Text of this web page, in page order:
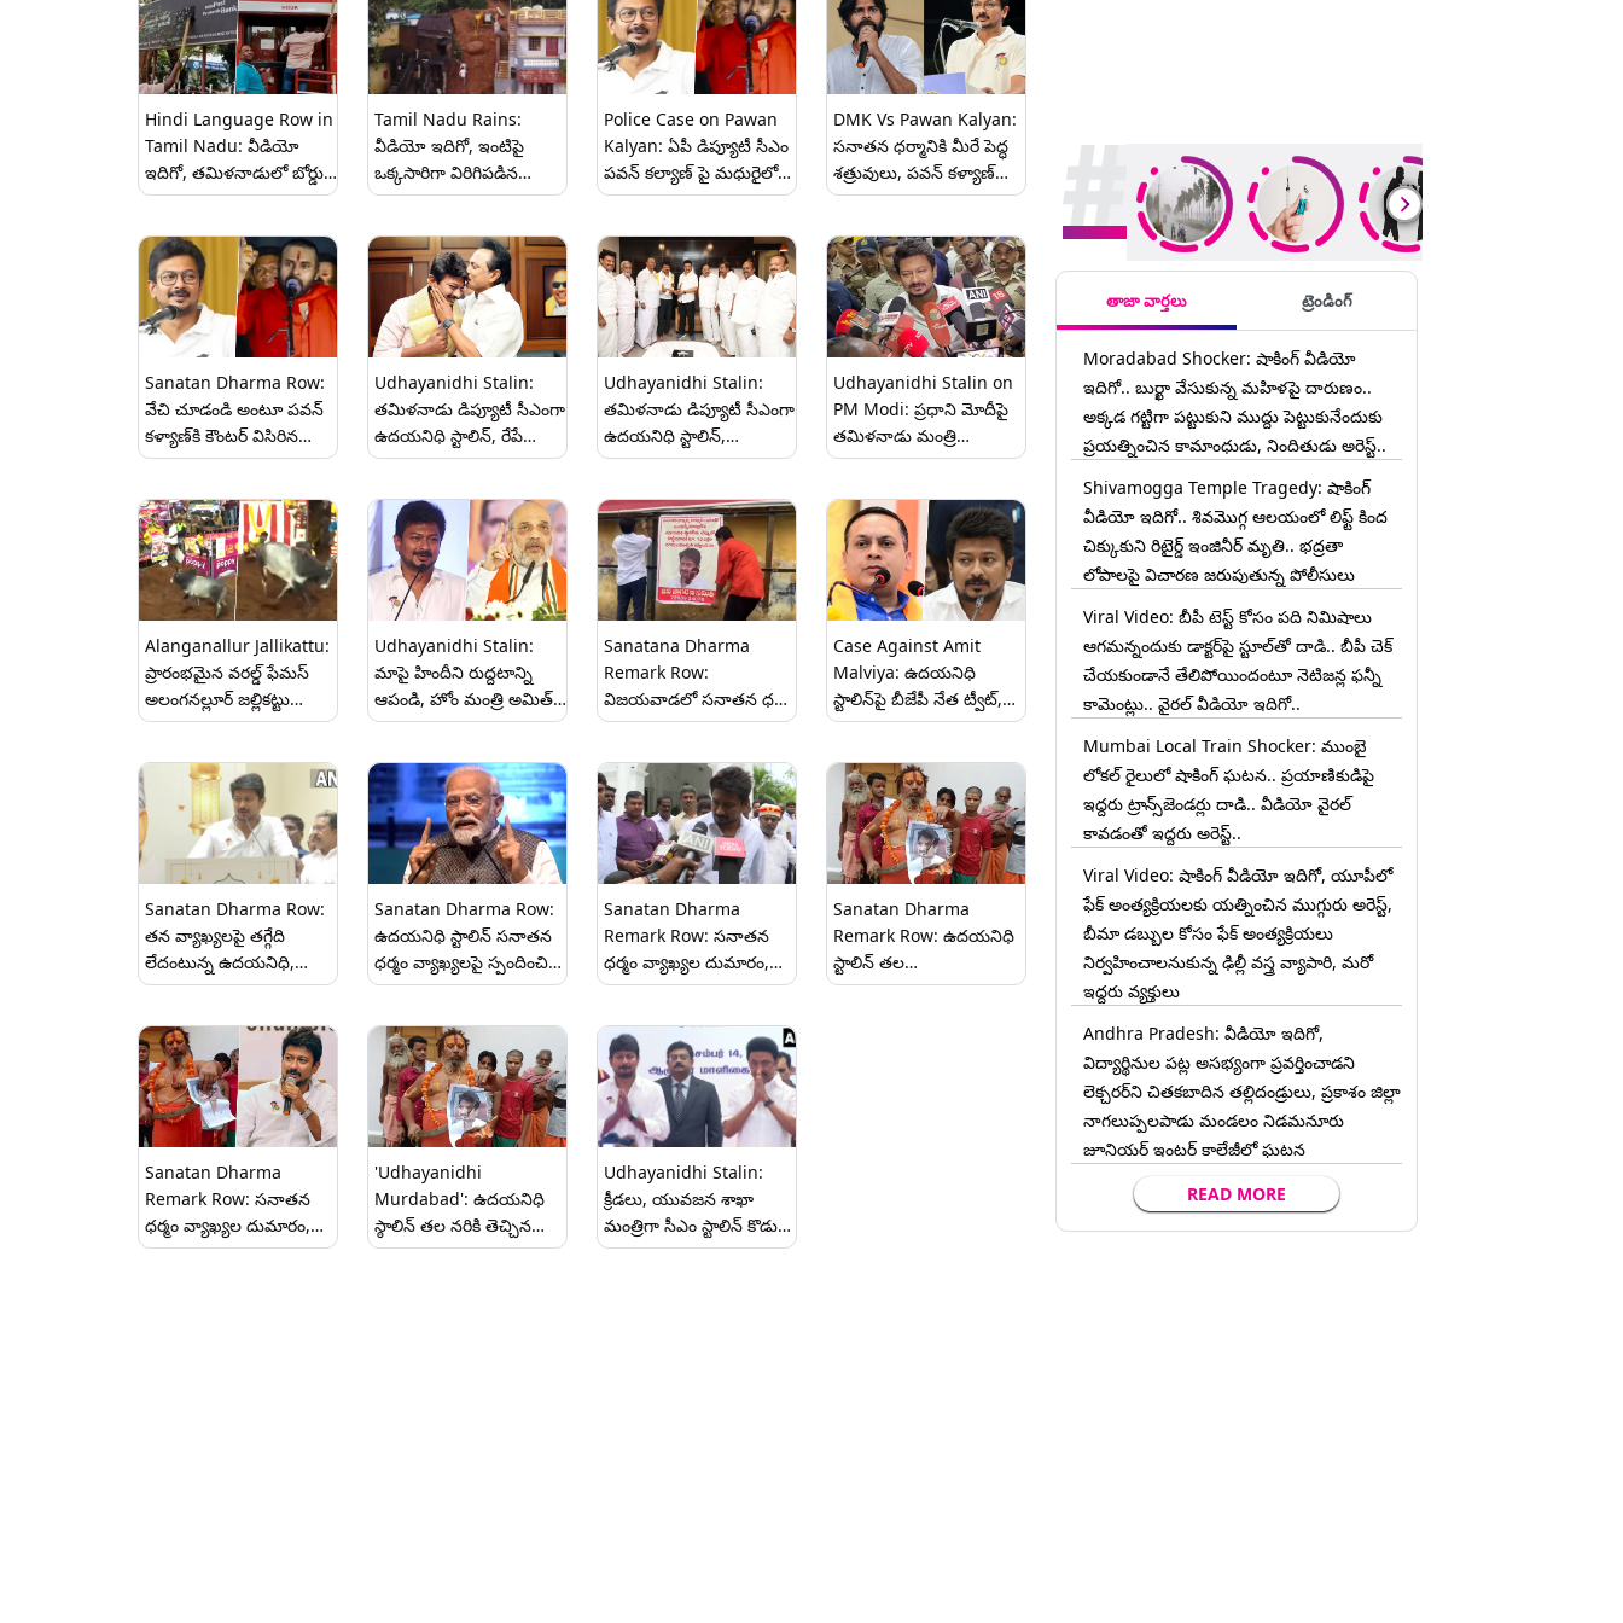
Hindi Language Row in
Tamil Nadu: వీడియో
ఇదిగో, తమిళనాడులో బోర్డుల
మీద హిందీ అక్షరాలను
కార్యకర్తలు, కొత్త విద్యా
విధానాన్ని అమలు
చేయబోమని స్పష్టం
Tamil Nadu Rains:
వీడియో ఇదిగో, ఇంటిపై
ఒక్కసారిగా విరిగిపడిన
కొండచరియలు, ఒకే
మృతి, అందులో 5 మంది
చిన్నారులు..
Police Case on Pawan
Kalyan: ఏపీ డిప్యూటీ సీఎం
పవన్ కల్యాణ్‌ పై మధురైలో
కేసు నమోదు.. ఎందుకంటే?
DMK Vs Pawan Kalyan:
సనాతన ధర్మానికి మీరే పెద్ధ
శత్రువులు, పవన్ కళ్యాణ్
వ్యాఖ్యలపై కౌంటర్ విసిరిన
Sanatan Dharma Row:
వేచి చూడండి అంటూ పవన్
కళ్యాణ్‌కి కౌంటర్ విసిరిన
ఉదయనిధి స్టాలిన్‌, వీడియో
Udhayanidhi Stalin:
త‌మిళ‌నాడు డిప్యూటీ సీఎంగా
ఉద‌య‌నిధి స్టాలిన్, రేపే
ప్ర‌మాణ‌స్వీకారం, సెంథిల్
Udhayanidhi Stalin:
తమిళనాడు డిప్యూటీ సీఎంగా
ఉదయనిధి స్టాలిన్,
మంత్రివర్గంలో మార్పులు
పూర్తి వివరాలివే
Udhayanidhi Stalin on
PM Modi: ప్రధాని మోదీపై
తమిళనాడు మంత్రి
ఉదయనిధి సెటైర్లు, ఇక నుంచి
పిలవాలంటూ ప్రజలకు
పిలుపు, అలా ఎందుకు
అన్నారంటే?
Alanganallur Jallikattu:
ప్రారంభ‌మైన‌ వ‌ర‌ల్డ్ ఫేమ‌స్
అలంగ‌నల్లూర్ జ‌ల్లిక‌ట్టు
ఉత్స‌వాలు, క‌నుమ మ‌ర‌సటి
విదేశాల నుంచి ప్రేక్ష‌కులు
Udhayanidhi Stalin:
మాపై హిందీని రుద్దటాన్ని
ఆపండి, హోం మంత్రి అమిత్
షా వ్యాఖ్యలకు కౌంటర్ విసిరిన
Sanatana Dharma
Remark Row:
విజయవాడలో సనాతన ధర్మం
ప్రకంపనలు, స్టాలిన్‌ను
10 లక్షల నగదు బహుమతిని
ప్రకటించిన జన జాగరణ
సమితి
Case Against Amit
Malviya: ఉదయనిధి
స్టాలిన్‌పై బీజేపీ నేత ట్వీట్,
కేసు నమోదు చేసిన
జనాభాను ఉదయనిధి
ఊచకోత కోయాలని
అనుకుంటున్నారంటూ
వివాదాస్పద పోస్ట్‌, హింసను
ప్రేరేపించేలా
మాట్లాడుతున్నారంటూ డీఎంకే
ఫైర్
Sanatan Dharma Row:
తన వ్యాఖ్యలపై తగ్గేది
లేదంటున్న ఉదయనిధి,
మహాభారతంలో ఏకలవ్యుడికి
రాష్ట్రపతిని అవమానించడమే
సనాతన ధర్మమా అంటూ
సూటి ప్రశ్న
Sanatan Dharma Row:
ఉదయనిధి స్టాలిన్ సనాతన
ధర్మం వ్యాఖ్యలపై స్పందించిన
ప్రధాని మోదీ, రెండు
నిచ్చిన ప్రధాని, అవేంటంటే..
Sanatan Dharma
Remark Row: సనాతన
ధర్మం వ్యాఖ్యల దుమారం,
ఉదయనిధి‌పై చర్యలు
సీజేఐకి 262 మంది
ప్రముఖులు లేఖ
Sanatan Dharma
Remark Row: ఉద‌య‌నిధి
స్టాలిన్ తల
తీసుకురావాల్సిందే, రూ. 10
Sanatan Dharma
Remark Row: సనాతన
ధర్మం వ్యాఖ్యల దుమారం,
దువ్వుకోవడానికి ఒక దువ్వెన
'Udhayanidhi
Murdabad': ఉదయనిధి
స్ఠాలిన్ తల నరికి తెచ్చిన
వారికి రూ. కోటి రివార్డు,
Udhayanidhi Stalin:
క్రీడలు, యువజన శాఖా
మంత్రిగా సీఎం స్టాలిన్ కొడుకు
ఉదయనిధి స్టాలిన్, నాపై
తాజా వార్తలు ట్రెండింగ్
Moradabad Shocker: షాకింగ్ వీడియో
ఇదిగో.. బుర్ఖా వేసుకున్న మహిళపై దారుణం..
అక్కడ గట్టిగా పట్టుకుని ముద్దు పెట్టుకునేందుకు
ప్రయత్నించిన కామాంధుడు, నిందితుడు అరెస్ట్..
Shivamogga Temple Tragedy: షాకింగ్
వీడియో ఇదిగో.. శివమొగ్గ ఆలయంలో లిఫ్ట్ కింద
చిక్కుకుని రిటైర్డ్ ఇంజినీర్ మృతి.. భద్రతా
లోపాలపై విచారణ జరుపుతున్న పోలీసులు
Viral Video: బీపీ టెస్ట్‌ కోసం పది నిమిషాలు
ఆగమన్నందుకు డాక్టర్‌పై స్టూల్‌తో దాడి.. బీపీ చెక్
చేయకుండానే తేలిపోయిందంటూ నెటిజన్ల ఫన్నీ
కామెంట్లు.. వైరల్ వీడియో ఇదిగో..
Mumbai Local Train Shocker: ముంబై
లోకల్ రైలులో షాకింగ్ ఘటన.. ప్రయాణికుడిపై
ఇద్దరు ట్రాన్స్‌జెండర్లు దాడి.. వీడియో వైరల్
కావడంతో ఇద్దరు అరెస్ట్..
Viral Video: షాకింగ్ వీడియో ఇదిగో, యూపీలో
ఫేక్ అంత్యక్రియలకు యత్నించిన ముగ్గురు అరెస్ట్,
బీమా డబ్బుల కోసం ఫేక్ అంత్యక్రియలు
నిర్వహించాలనుకున్న ఢిల్లీ వస్త్ర వ్యాపారి, మరో
ఇద్దరు వ్యక్తులు
Andhra Pradesh: వీడియో ఇదిగో,
విద్యార్థినుల పట్ల అసభ్యంగా ప్రవర్తించాడని
లెక్చ‌ర‌ర్‌ని చిత‌క‌బాదిన త‌ల్లిదండ్రులు, ప్రకాశం జిల్లా
నాగలుప్పలపాడు మండలం నిడమనూరు
జూనియర్ ఇంటర్ కాలేజీలో ఘటన
READ MORE